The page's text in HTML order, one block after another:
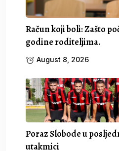
Račun koji boli: Zašto
godine roditeljima.
August 8, 2026
Poraz Slobode u
utakmici